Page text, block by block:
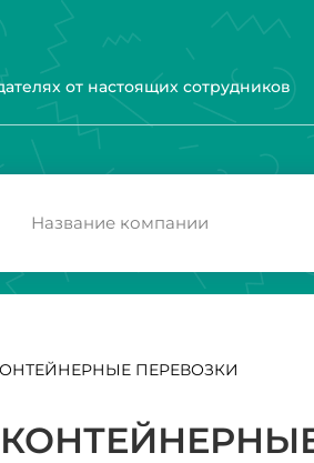
от настоящих сотрудников
ПЕРЕВОЗКИ